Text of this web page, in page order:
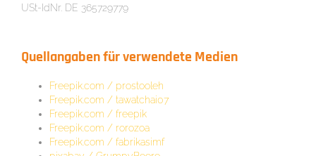
USt-IdNr. DE 365729779
Quellangaben für verwendete Medien
Freepik.com / prostooleh
Freepik.com / tawatchai07
Freepik.com / freepik
Freepik.com / rorozoa
Freepik.com / fabrikasimf